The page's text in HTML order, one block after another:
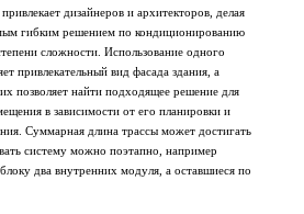
дизайнеров и архитекторов, делая
гибким решением по кондиционированию
сложности. Использование одного
привлекательный вид фасада здания, а
позволяет найти подходящее решение для
в зависимости от его планировки и
Суммарная длина трассы может достигать
систему можно поэтапно, например
два внутренних модуля, а оставшиеся по